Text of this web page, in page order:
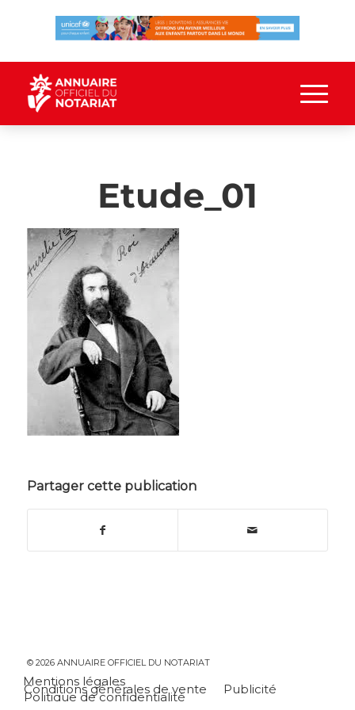
Etude_01
Partager cette publication
© 2026 ANNUAIRE OFFICIEL DU NOTARIAT
Mentions légales
Conditions générales de vente Publicité
Politique de confidentialité